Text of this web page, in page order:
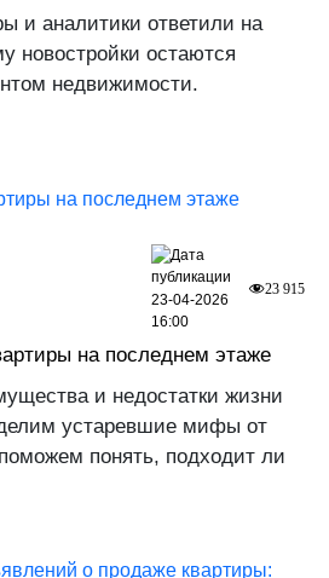
и аналитики ответили на
новостройки остаются
недвижимости.
на последнем этаже
и недостатки жизни
устаревшие мифы от
понять, подходит ли
23 915
23-04-2026
16:00